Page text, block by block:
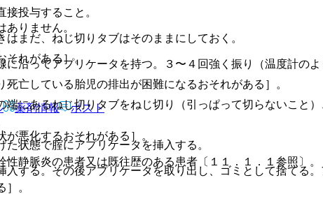
投与すること。
まだ、ねじ切りタブはそのままにしておく。
沿ってアプリケータを持つ。３〜４回強く振り（温度計の
にあるねじ切りタブをねじ切り（引っぱって切らないこと
状態で腟にアプリケータを挿入する。
する。その後アプリケータを取り出し、ゴミとして捨てる
それがある］。
亡している胎児の排出が困難になるおそれがある］。
悪化するおそれがある］。
静脈炎の患者又は既往歴のある患者〔１１．１．１参照〕。
。
りません。
薬剤情報 ポスト